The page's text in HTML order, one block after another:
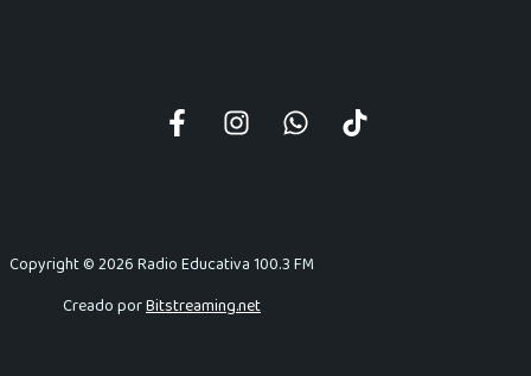
Copyright © 2026 Radio Educativa 100.3 FM
Creado porBitstreaming.net